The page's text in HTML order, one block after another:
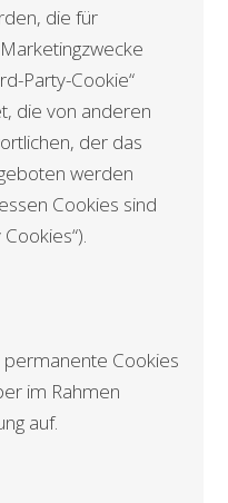
die für
Party-Cookie“
die von anderen
der das
werden
Cookies sind
Cookies
im Rahmen
auf.